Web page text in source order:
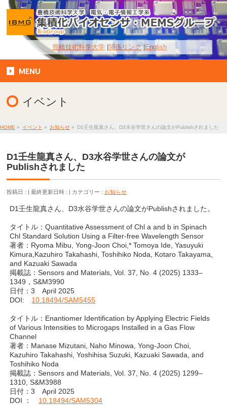
豊橋技術科学大学 関係リンク English
MENU
イベント
HOME » イベント » お知らせ » D1壬生龍真さん、D3水谷学世さんの論文がPublishされました
D1壬生龍真さん、D3水谷学世さんの論文が
Publishされました
投稿日 : 最終更新日時 : カテゴリー : お知らせ
D1壬生龍真さん、D3水谷学世さんの論文がPublishされました。
タイトル：Quantitative Assessment of Chl a and b in Spinach
Chl Standard Solution Using a Filter-free Wavelength Sensor
著者：Ryoma Mibu, Yong-Joon Choi,* Tomoya Ide, Yasuyuki
Kimura,Kazuhiro Takahashi, Toshihiko Noda, Kotaro Takayama,
and Kazuaki Sawada
掲載誌：Sensors and Materials, Vol. 37, No. 4 (2025) 1333–
1349，S&M3990
日付：3 April 2025
DOI: 10.18494/SAM5455
タイトル：Enantiomer Identification by Applying Electric Fields
of Various Intensities to Microgaps Installed in a Gas Flow
Channel
著者：Manase Mizutani, Naho Minowa, Yong-Joon Choi,
Kazuhiro Takahashi, Yoshihisa Suzuki, Kazuaki Sawada, and
Toshihiko Noda
掲載誌：Sensors and Materials, Vol. 37, No. 4 (2025) 1299–
1310, S&M3988
日付：3 April 2025
DOI ： 10.18494/SAM5304